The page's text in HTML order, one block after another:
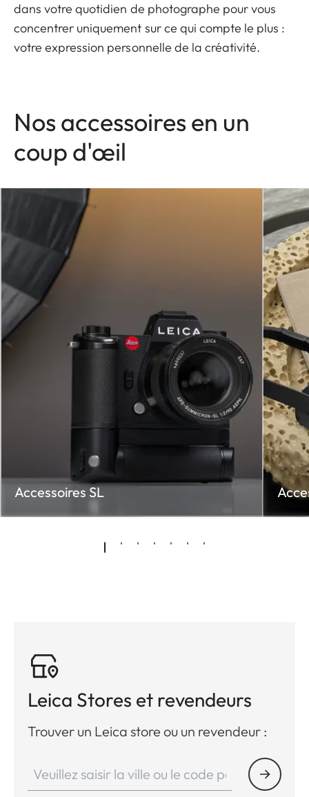
dans votre quotidien de photographe pour vous
concentrer uniquement sur ce qui compte le plus :
votre expression personnelle de la créativité.
Nos accessoires en un
coup d'œil
Accessoires SL
Leica Stores et revendeurs
Trouver un Leica store ou un revendeur :